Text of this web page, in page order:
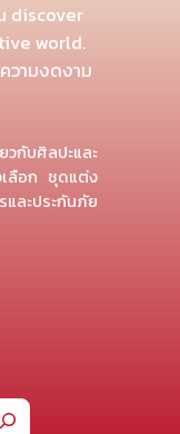
discover
world.
วามงดงาม
กับศิลปะและ
ลือก ชุดแต่ง
ละประกันภัย